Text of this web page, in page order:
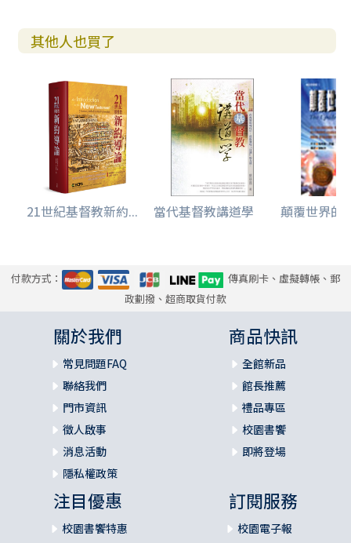
7.3. 阿摩司書
7.3.1. 寫作背景
7.4. 俄巴底亞書
7.4.1. 寫作背景
7.4.2. 主題信息
7.5. 約拿書
7.5.1. 寫作背景
7.5.2. 主題信息
7.6.1. 寫作背景
7.7.1. 寫作背景
7.7.2. 主題信息
7.8. 哈巴谷書
7.8.1. 寫作背景
7.8.2. 主題信息
7.9. 西番雅書
7.9.1. 寫作背景
7.10. 哈該書
7.10.1. 寫作背景
7.10.2. 主題信息
7.11. 撒迦利亞書
7.11.1. 寫作背景
7.11.2. 主題信息
7.12. 瑪拉基書
其他人也買了
21世紀基督教新約... 當代基督教講道學 顛覆世界的
付款方式：
傳真刷卡、虛擬轉帳、郵
政劃撥、超商取貨付款
關於我們
常見問題FAQ
聯絡我們
門市資訊
徵人啟事
消息活動
隱私權政策
商品快訊
全館新品
館長推薦
禮品專區
校園書饗
即將登場
注目優惠
校園書饗特惠
訂閱服務
校園電子報